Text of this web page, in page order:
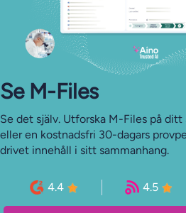
Se M-Files
Se det själv. Utforska M-Files på
eller en kostnadsfri 30-dagars
drivet innehåll i sitt sammanhang.
4.4 4.5